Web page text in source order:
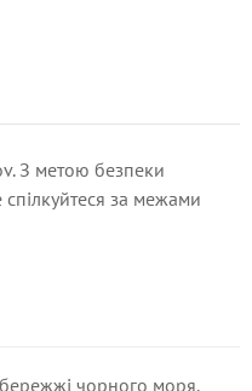
З метою безпеки
спілкуйтеся за межами
чорного моря.